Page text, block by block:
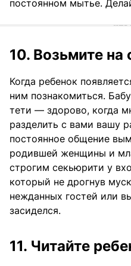
постоянном мытье.
10. Возьмите на
Когда ребенок
ним познакомиться.
тети — здорово, когда
разделить с вами вашу
постоянное общение
родившей женщины и
строгим секьюрити у
который не дрогнув
нежданных гостей или
засиделся.
11. Читайте